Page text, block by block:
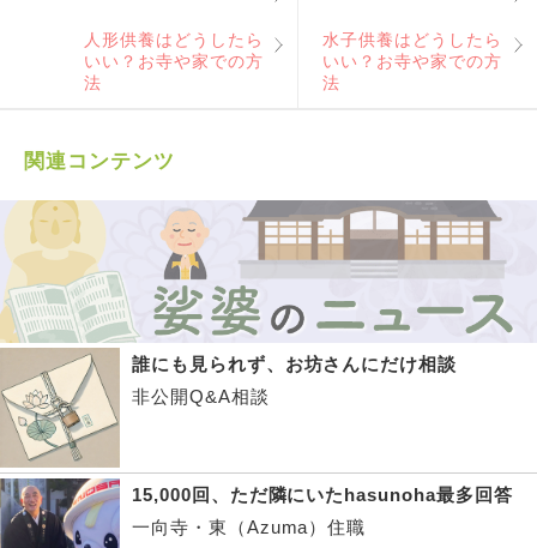
人形供養はどうしたら
いい？お寺や家での方
法
水子供養はどうしたら
いい？お寺や家での方
法
関連コンテンツ
誰にも見られず、お坊さんにだけ相談
非公開Q&A相談
15,000回、ただ隣にいたhasunoha最多回答
一向寺・東（Azuma）住職